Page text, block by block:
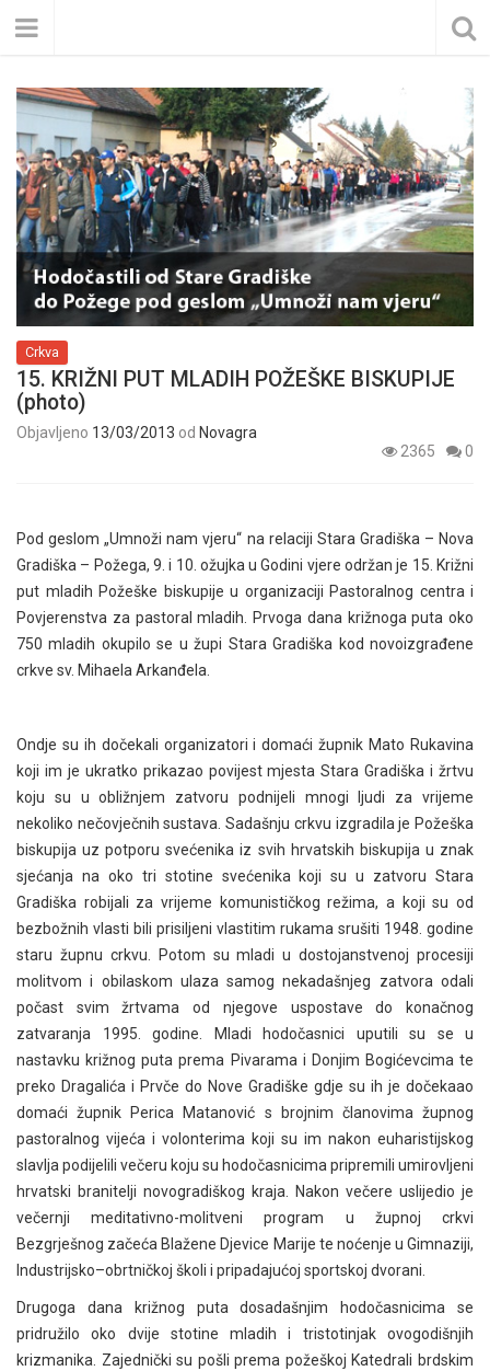
Crkva
15. KRIŽNI PUT MLADIH POŽEŠKE BISKUPIJE
(photo)
Objavljeno 13/03/2013 od Novagra
2365
0
Pod geslom „Umnoži nam vjeru“ na relaciji Stara Gradiška – Nova
Gradiška – Požega, 9. i 10. ožujka u Godini vjere održan je 15. Križni
put mladih Požeške biskupije u organizaciji Pastoralnog centra i
Povjerenstva za pastoral mladih. Prvoga dana križnoga puta oko
750 mladih okupilo se u župi Stara Gradiška kod novoizgrađene
crkve sv. Mihaela Arkanđela.
Ondje su ih dočekali organizatori i domaći župnik Mato Rukavina
koji im je ukratko prikazao povijest mjesta Stara Gradiška i žrtvu
koju su u obližnjem zatvoru podnijeli mnogi ljudi za vrijeme
nekoliko nečovječnih sustava. Sadašnju crkvu izgradila je Požeška
biskupija uz potporu svećenika iz svih hrvatskih biskupija u znak
sjećanja na oko tri stotine svećenika koji su u zatvoru Stara
Gradiška robijali za vrijeme komunističkog režima, a koji su od
bezbožnih vlasti bili prisiljeni vlastitim rukama srušiti 1948. godine
staru župnu crkvu. Potom su mladi u dostojanstvenoj procesiji
molitvom i obilaskom ulaza samog nekadašnjeg zatvora odali
počast svim žrtvama od njegove uspostave do konačnog
zatvaranja 1995. godine. Mladi hodočasnici uputili su se u
nastavku križnog puta prema Pivarama i Donjim Bogićevcima te
preko Dragalića i Prvče do Nove Gradiške gdje su ih je dočekaao
domaći župnik Perica Matanović s brojnim članovima župnog
pastoralnog vijeća i volonterima koji su im nakon euharistijskog
slavlja podijelili večeru koju su hodočasnicima pripremili umirovljeni
hrvatski branitelji novogradiškog kraja. Nakon večere uslijedio je
večernji meditativno-molitveni program u župnoj crkvi
Bezgrješnog začeća Blažene Djevice Marije te noćenje u Gimnaziji,
Industrijsko–obrtničkoj školi i pripadajućoj sportskoj dvorani.
Drugoga dana križnog puta dosadašnjim hodočasnicima se
pridružilo oko dvije stotine mladih i tristotinjak ovogodišnjih
krizmanika. Zajednički su pošli prema požeškoj Katedrali brdskim